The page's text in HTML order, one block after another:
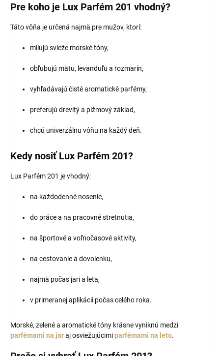
Pre koho je Lux Parfém 201 vhodný?
Táto vôňa je určená najmä pre mužov, ktorí:
milujú svieže morské tóny,
obľubujú mätu, levanduľu a rozmarín,
vyhľadávajú čisté aromatické parfémy,
preferujú drevitý a pižmový základ,
chcú univerzálnu vôňu na každý deň.
Kedy nosiť Lux Parfém 201?
Lux Parfém 201 je vhodný:
na každodenné nosenie,
do práce a na pracovné stretnutia,
na športové a voľnočasové aktivity,
na cestovanie a dovolenku,
najmä počas jari a leta,
v primeranej aplikácii počas celého roka.
Morské, zelené a aromatické tóny krásne vyniknú medzi
parfémami na jaraj osviežujúcimiparfémami na leto.